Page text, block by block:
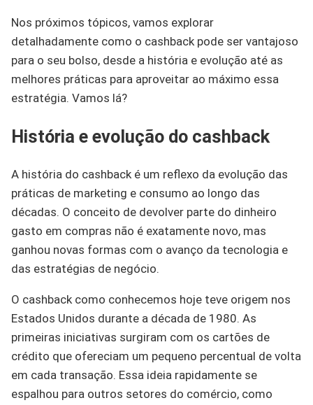
Nos próximos tópicos, vamos explorar
detalhadamente como o cashback pode ser vantajoso
para o seu bolso, desde a história e evolução até as
melhores práticas para aproveitar ao máximo essa
estratégia. Vamos lá?
História e evolução do cashback
A história do cashback é um reflexo da evolução das
práticas de marketing e consumo ao longo das
décadas. O conceito de devolver parte do dinheiro
gasto em compras não é exatamente novo, mas
ganhou novas formas com o avanço da tecnologia e
das estratégias de negócio.
O cashback como conhecemos hoje teve origem nos
Estados Unidos durante a década de 1980. As
primeiras iniciativas surgiram com os cartões de
crédito que ofereciam um pequeno percentual de volta
em cada transação. Essa ideia rapidamente se
espalhou para outros setores do comércio, como